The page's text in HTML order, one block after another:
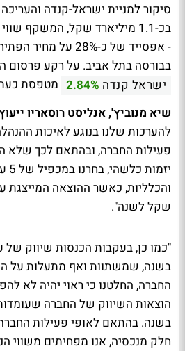
סיקור למניית ישראל-קנדה
- אפסייד של כ-28%
בבורסה בתל אביב. על רקע פרסום
ישראל קנדה 2.84% מטפסת כעת ב-
שיא מנוביץ', אנליסט רוסאריו
להערכות שלנו בנוגע לאיכות
פעילות החברה, ובהתאם לכך שלא
שקל לשנה".
"כמו כן, בעקבות הכנסות שיווק של
בשנה, שמשתוות ואף מתעלות על
החברה, החלטנו כי ראוי יהיה לא
בשנה. בהתאם לאופי פעילות